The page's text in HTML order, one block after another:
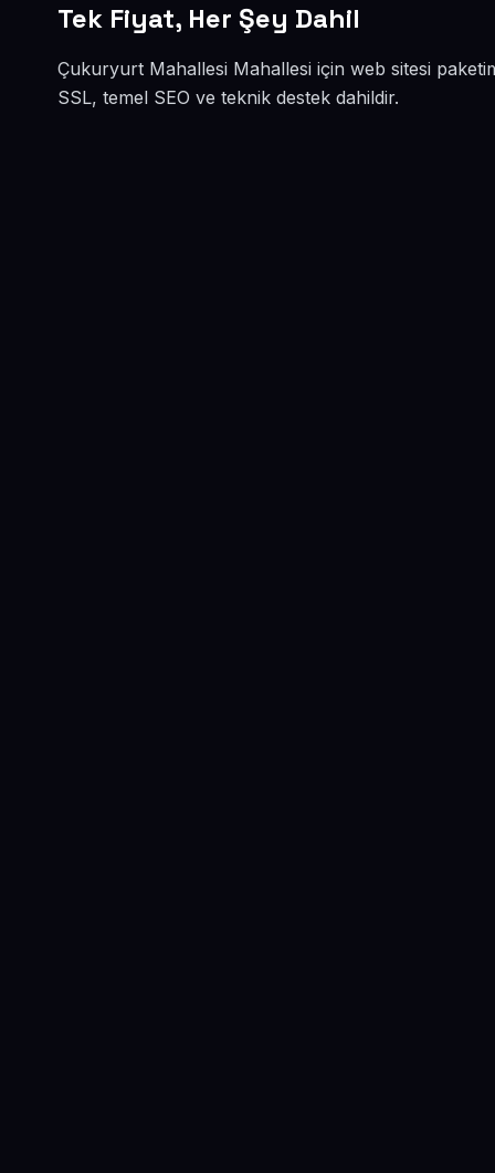
Tek Fiyat, Her Şey Dahil
Çukuryurt Mahallesi Mahallesi için web sitesi
SSL, temel SEO ve teknik destek dahildir.